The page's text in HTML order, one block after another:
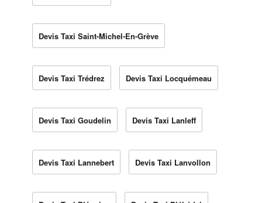
Devis Taxi Saint-Michel-En-Grève
Devis Taxi Trédrez Devis Taxi Locquémeau
Devis Taxi Goudelin Devis Taxi Lanleff
Devis Taxi Lannebert Devis Taxi Lanvollon